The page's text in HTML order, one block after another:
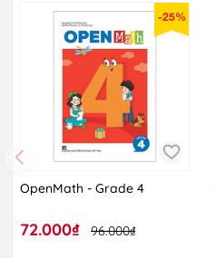
-25%
OpenMath - Grade 4
72.000₫ 96.000₫